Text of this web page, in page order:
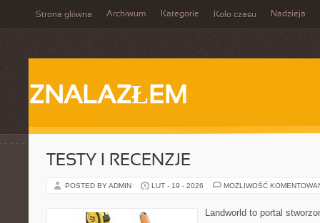
Strona główna Archiwum Kategorie Koło czasu Nadzieja
ZNALAZŁEM
TESTY I RECENZJE
POSTED BY ADMIN LUT - 19 - 2026 MOŻLIWOŚĆ
Landworld to portal